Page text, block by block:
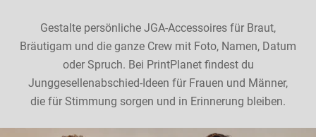
Gestalte persönliche JGA-Accessoires für Braut,
Bräutigam und die ganze Crew mit Foto, Namen, Datum
oder Spruch. Bei PrintPlanet findest du
Junggesellenabschied-Ideen für Frauen und Männer,
die für Stimmung sorgen und in Erinnerung bleiben.